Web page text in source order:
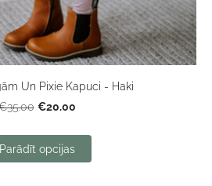
Un Pixie Kapuci - Haki
€20.00
Parādīt opcijas